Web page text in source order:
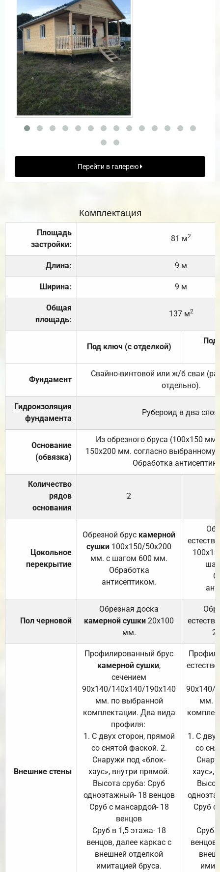
Перейти в галерею
Комплектация
Площадь
застройки:
81 м2
Длина: 9 м
Ширина: 9 м
Общая
площадь:
137 м2
Под ключ (с отделкой)
Под
Фундамент
Свайно-винтовой или ж/б сваи
отдельно).
Гидроизоляция
фундамента
Рубероид в два слоя.
Основание
(обвязка)
Из обрезного бруса (100х150
150х200 мм. согласно выбранному
Обработка
Количество
рядов
основания
2
Цокольное
перекрытие
Обрезной брус камерной
сушки 100х150/50х200
мм. с шагом 600 мм.
Обработка
антисептиком.
Пол черновой
Обрезная доска
камерной сушки 20х100
мм.
Внешние стены
Профилированный брус
камерной сушки,
сечением
90х140/140х140/190х140
мм. по выбранной
комплектации. Два вида
профиля:
1. С двух сторон, прямой
со снятой фаской. 2.
Снаружи под «блок-
хаус», внутри прямой.
Высота сруба: Сруб
одноэтажный- 18 венцов
Сруб с мансардой- 18
венцов
Сруб в 1,5 этажа- 18
венцов, далее каркас с
внешней отделкой
имитацией бруса.
90х140/
мм.
1. С
со
хаус»,
Сруб с
Сруб